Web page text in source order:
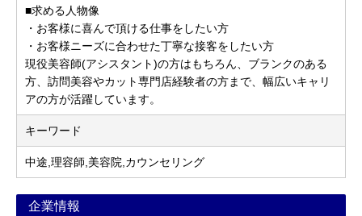
■求める人物像
・お客様に喜んで頂ける仕事をしたい方
・お客様ニーズに合わせた丁寧な接客をしたい方
現役美容師(アシスタント)の方はもちろん、ブランクのある
方、訪問美容やカット専門店経験者の方まで、幅広いキャリ
アの方が活躍しています。
キーワード
中途,理容師,美容院,カウンセリング
企業情報